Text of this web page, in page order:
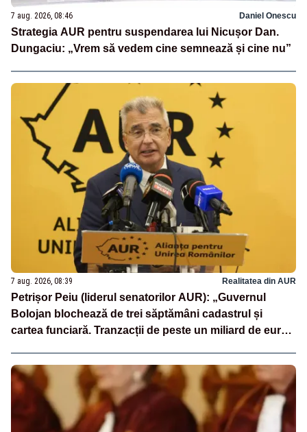
7 aug. 2026, 08:46 Daniel Onescu
Strategia AUR pentru suspendarea lui Nicușor Dan.
Dungaciu: „Vrem să vedem cine semnează și cine nu”
7 aug. 2026, 08:39 Realitatea din AUR
Petrișor Peiu (liderul senatorilor AUR): „Guvernul
Bolojan blochează de trei săptămâni cadastrul și
cartea funciară. Tranzacții de peste un miliard de euro
termen clar”